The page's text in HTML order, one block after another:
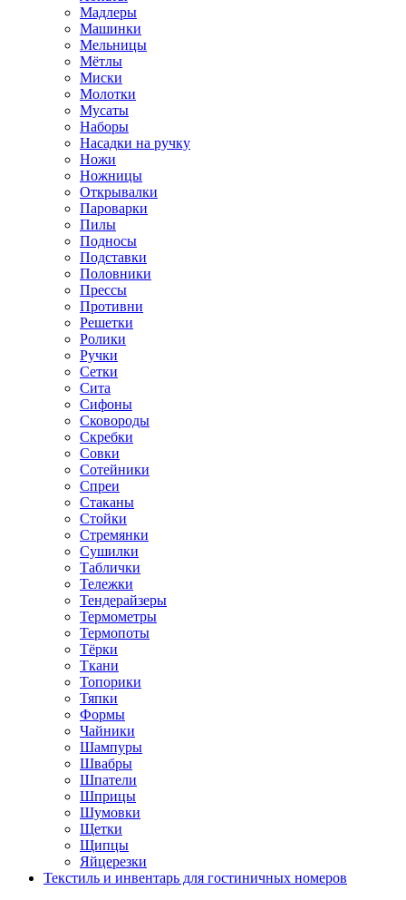
Мадлеры
Машинки
Мельницы
Мётлы
Миски
Молотки
Мусаты
Наборы
Насадки на ручку
Ножи
Ножницы
Открывалки
Пароварки
Пилы
Подносы
Подставки
Половники
Прессы
Противни
Решетки
Ролики
Ручки
Сетки
Сита
Сифоны
Сковороды
Скребки
Совки
Сотейники
Спреи
Стаканы
Стойки
Стремянки
Сушилки
Таблички
Тележки
Тендерайзеры
Термометры
Термопоты
Тёрки
Ткани
Топорики
Тяпки
Формы
Чайники
Шампуры
Швабры
Шпатели
Шприцы
Шумовки
Щетки
Щипцы
Яйцерезки
Текстиль и инвентарь для гостиничных номеров